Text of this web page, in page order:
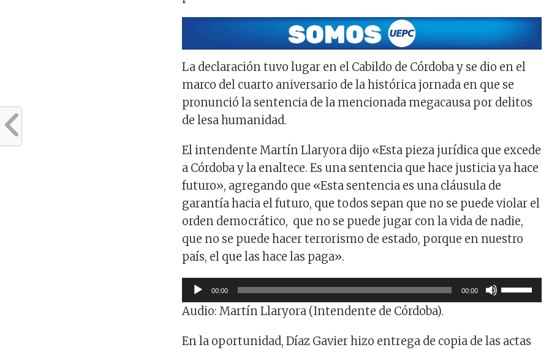
La declaración tuvo lugar en el Cabildo de Córdoba y se dio en el
marco del cuarto aniversario de la histórica jornada en que se
pronunció la sentencia de la mencionada megacausa por delitos
de lesa humanidad.
El intendente Martín Llaryora dijo «Esta pieza jurídica que excede
a Córdoba y la enaltece. Es una sentencia que hace justicia ya hace
futuro», agregando que «Esta sentencia es una cláusula de
garantía hacia el futuro, que todos sepan que no se puede violar el
orden democrático, que no se puede jugar con la vida de nadie,
que no se puede hacer terrorismo de estado, porque en nuestro
país, el que las hace las paga».
Reproductor
de
audio
00:00 00:00
Utiliza
las
flecha
Audio: Martín Llaryora (Intendente de Córdoba).
En la oportunidad, Díaz Gavier hizo entrega de copia de las actas